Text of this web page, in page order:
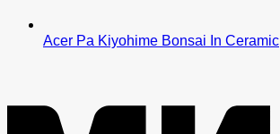
Acer Pa Kiyohime Bonsai In Ceramic